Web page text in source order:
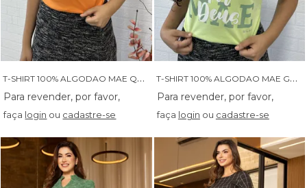
T
-SHIRT 100% ALGODAO MAE QUE ORA FAMILIA QUE FLORESCE - 05906
faça login ou cadastre-se
T
-SHIRT 100% ALGODAO MAE GUIADA POR DEUS - 05907
faça login ou cadastre-se